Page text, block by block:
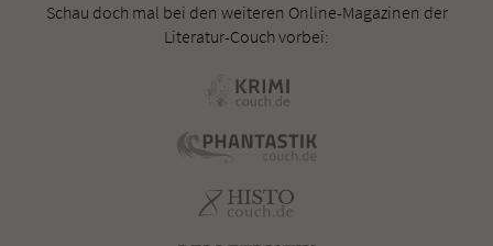
Schau doch mal bei den weiteren Online-Magazinen der
Literatur-Couch vorbei: